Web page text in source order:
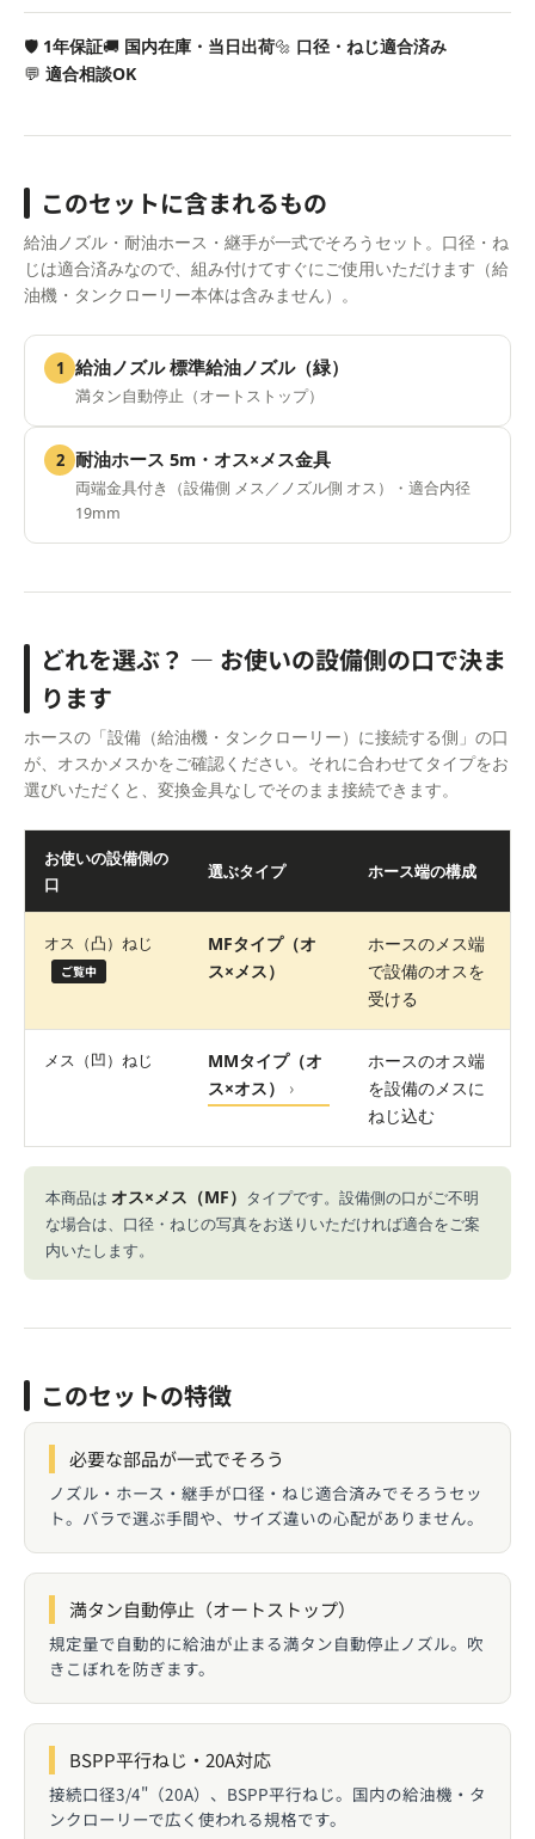
🛡 1年保証🚚 国内在庫・当日出荷🔩 口径・ねじ適合済み
💬 適合相談OK
このセットに含まれるもの
給油ノズル・耐油ホース・継手が一式でそろうセット。口径・ね
じは適合済みなので、組み付けてすぐにご使用いただけます（給
油機・タンクローリー本体は含みません）。
1 給油ノズル 標準給油ノズル（緑）
満タン自動停止（オートストップ）
2 耐油ホース 5m・オス×メス金具
両端金具付き（設備側 メス／ノズル側 オス）・適合内径
19mm
どれを選ぶ？ ― お使いの設備側の口で決ま
ります
ホースの「設備（給油機・タンクローリー）に接続する側」の口
が、オスかメスかをご確認ください。それに合わせてタイプをお
選びいただくと、変換金具なしでそのまま接続できます。
お使いの設備側の
口
選ぶタイプ ホース端の構成
オス（凸）ねじ
ご覧中
MFタイプ（オ
ス×メス）
ホースのメス端
で設備のオスを
受ける
メス（凹）ねじ
MMタイプ（オ
ス×オス）
›
ホースのオス端
を設備のメスに
ねじ込む
本商品は オス×メス（MF） タイプです。設備側の口がご不明
な場合は、口径・ねじの写真をお送りいただければ適合をご案
内いたします。
このセットの特徴
必要な部品が一式でそろう
ノズル・ホース・継手が口径・ねじ適合済みでそろうセッ
ト。バラで選ぶ手間や、サイズ違いの心配がありません。
満タン自動停止（オートストップ）
規定量で自動的に給油が止まる満タン自動停止ノズル。吹
きこぼれを防ぎます。
BSPP平行ねじ・20A対応
接続口径3/4"（20A）、BSPP平行ねじ。国内の給油機・タ
ンクローリーで広く使われる規格です。